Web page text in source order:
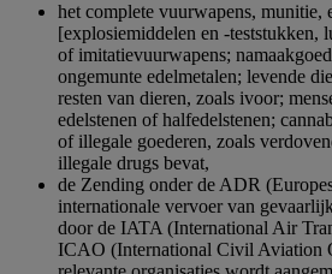
het complete vuurwapens, munitie,
[explosiemiddelen en -teststukken,
of imitatievuurwapens;
ongemunte edelmetalen; levende
resten van dieren, zoals ivoor;
edelstenen of halfedelstenen;
of illegale goederen, zoals
illegale drugs bevat,
de Zending onder de ADR
internationale vervoer van
door de IATA (International Air
ICAO (International Civil Aviation